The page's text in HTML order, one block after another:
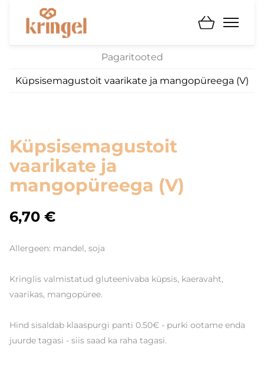
Pagaritooted
Küpsisemagustoit vaarikate ja mangopüreega (V)
Küpsisemagustoit
vaarikate ja
mangopüreega (V)
6,70 €
Allergeen: mandel, soja
Kringlis valmistatud gluteenivaba küpsis, kaeravaht,
vaarikas, mangopüree.
Hind sisaldab klaaspurgi panti 0.50€ - purki ootame enda
juurde tagasi - siis saad ka raha tagasi.